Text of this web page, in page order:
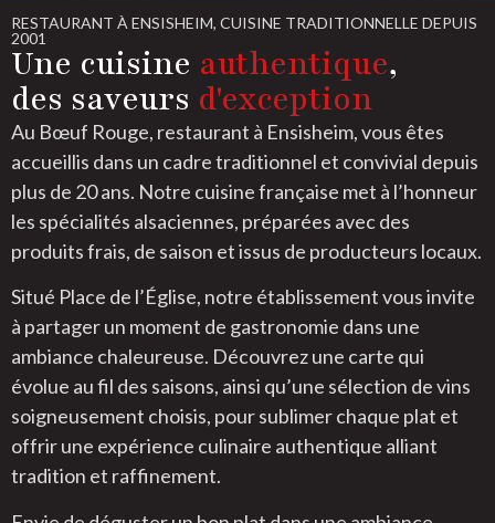
RESTAURANT À ENSISHEIM, CUISINE TRADITIONNELLE DEPUIS
2001
Une cuisine authentique,
des saveurs d'exception
Au Bœuf Rouge, restaurant à Ensisheim, vous êtes
accueillis dans un cadre traditionnel et convivial depuis
plus de 20 ans. Notre cuisine française met à l’honneur
les spécialités alsaciennes, préparées avec des
produits frais, de saison et issus de producteurs locaux.
Situé Place de l’Église, notre établissement vous invite
à partager un moment de gastronomie dans une
ambiance chaleureuse. Découvrez une carte qui
évolue au fil des saisons, ainsi qu’une sélection de vins
soigneusement choisis, pour sublimer chaque plat et
offrir une expérience culinaire authentique alliant
tradition et raffinement.